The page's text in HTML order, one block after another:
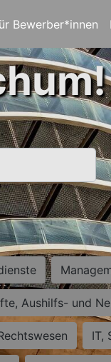
Bewerber*innen
Aushilfs- und
IT,